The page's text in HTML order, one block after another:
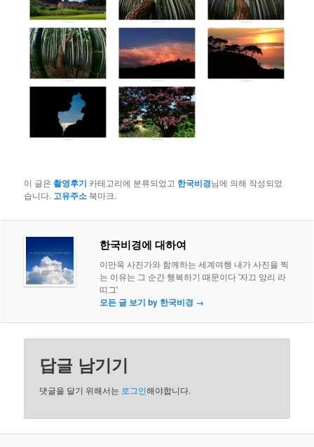
이 글은촬영후기 카테고리에 분류되었고 한국비경님에 의해 작성되었
습니다. 고유주소 북마크.
한국비경에 대하여
이만욱 사진가와 함께하는 세계여행 내가 사진을 찍
는 이유는 그 순간 행복하기 때문이다 '자끄 앙리 라
띠그'
모든 글 보기 by 한국비경 →
답글 남기기
댓글을 달기 위해서는 로그인해야합니다.